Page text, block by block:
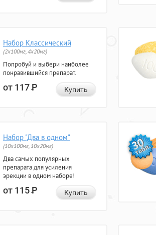
Набор Классический
(2x100мг, 4x20мг)
Попробуй и выбери наиболее
понравившийся препарат.
от 117Р Купить
Набор "Два в одном"
(10x100мг, 10x20мг)
Два самых популярных
препарата для усиления
эрекции в одном наборе!
от 115Р Купить